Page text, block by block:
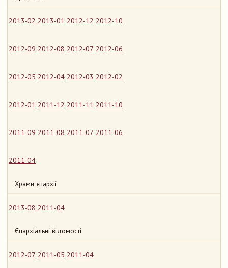
2013-02 2013-01 2012-12 2012-10
2012-09 2012-08 2012-07 2012-06
2012-05 2012-04 2012-03 2012-02
2012-01 2011-12 2011-11 2011-10
2011-09 2011-08 2011-07 2011-06
2011-04
Храми єпархії
2013-08 2011-04
Єпархіальні відомості
2012-07 2011-05 2011-04